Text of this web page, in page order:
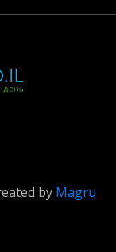
by Magru